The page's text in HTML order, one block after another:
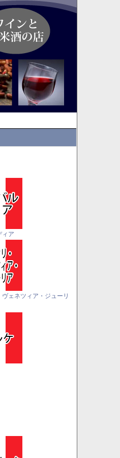
ィア
ヴェネツィア・ジューリ